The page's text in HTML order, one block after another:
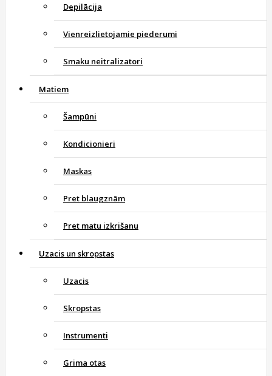
Depilācija
Vienreizlietojamie piederumi
Smaku neitralizatori
Matiem
Šampūni
Kondicionieri
Maskas
Pret blaugznām
Pret matu izkrišanu
Uzacis un skropstas
Uzacis
Skropstas
Instrumenti
Grima otas